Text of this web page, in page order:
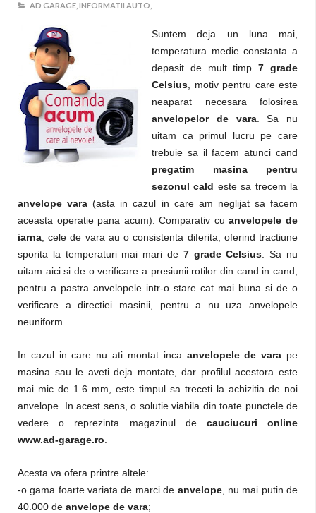
AD GARAGE, INFORMATII AUTO,
Suntem deja un luna mai,
temperatura medie constanta a
depasit de mult timp7 grade
Celsius , motiv pentru care este
neaparat necesara folosirea
anvelopelor de vara. Sa nu
uitam ca primul lucru pe care
trebuie sa il facem atunci cand
pregatim masina pentru
sezonul cald este sa trecem la
anvelope vara (asta in cazul in care am neglijat sa facem
aceasta operatie pana acum). Comparativ cuanvelopele de
iarna , cele de vara au o consistenta diferita, oferind tractiune
sporita la temperaturi mai mari de 7 grade Celsius . Sa nu
uitam aici si de o verificare a presiunii rotilor din cand in cand,
pentru a pastra anvelopele intr-o stare cat mai buna si de o
verificare a directiei masinii, pentru a nu uza anvelopele
neuniform.
In cazul in care nu ati montat inca anvelopele de vara pe
masina sau le aveti deja montate, dar profilul acestora este
mai mic de 1.6 mm, este timpul sa treceti la achizitia de noi
anvelope. In acest sens, o solutie viabila din toate punctele de
vedere o reprezinta magazinul de cauciucuri online
www.ad-garage.ro
Acesta va ofera printre altele:
-o gama foarte variata de marci de anvelope, nu mai putin de
40.000 de anvelope de vara;